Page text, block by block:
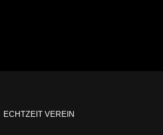
ECHTZEIT VEREIN